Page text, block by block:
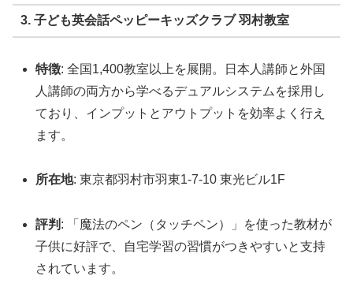
3. 子ども英会話ペッピーキッズクラブ 羽村教室
特徴: 全国1,400教室以上を展開。日本人講師と外国
人講師の両方から学べるデュアルシステムを採用し
ており、インプットとアウトプットを効率よく行え
ます。
所在地: 東京都羽村市羽東1-7-10 東光ビル1F
評判 : 「魔法のペン（タッチペン）」を使った教材が
子供に好評で、自宅学習の習慣がつきやすいと支持
されています。